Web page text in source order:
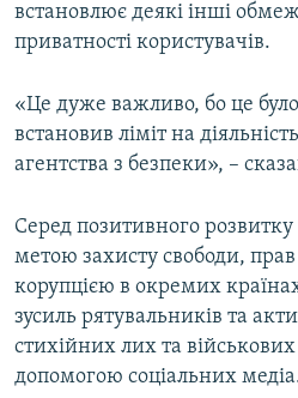
встановлює деякі інші
приватності користувачів.
«Це дуже важливо, бо це
встановив ліміт на
агентства з безпеки», –
Серед позитивного розвитку
метою захисту свободи,
корупцією в окремих
зусиль рятувальників та
стихійних лих та військових
допомогою соціальних